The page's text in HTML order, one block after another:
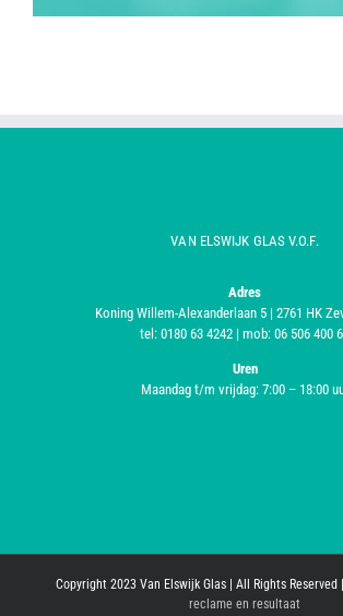
VAN ELSWIJK GLAS V.O.F.
Adres
Koning Willem-Alexanderlaan 5 | 2761 HK
tel: 0180 63 4242 | mob: 06 506 400
Uren
Maandag t/m vrijdag: 7:00 – 18:00
Copyright 2023 Van Elswijk Glas | All Rights Reserved
reclame en resultaat